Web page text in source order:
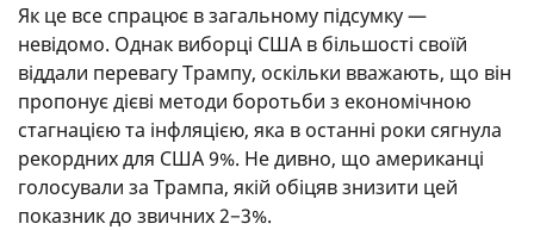
Як це все спрацює в загальному підсумку —
невідомо. Однак виборці США в більшості своїй
віддали перевагу Трампу, оскільки вважають, що він
пропонує дієві методи боротьби з економічною
стагнацією та інфляцією, яка в останні роки сягнула
рекордних для США 9%. Не дивно, що американці
голосували за Трампа, якій обіцяв знизити цей
показник до звичних 2−3%.